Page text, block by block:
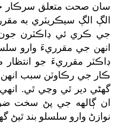
سان صحت متعلق سرڪار جا
الڳ الڳ سيڪريٽري به
جي ڪري ئي ڊاڪٽرن
انهن جي مقرريءَ وارو
ڊاڪٽر مقرريءَ جو
ڪار جي رڪاوٽن سبب انهن
گھڻي دير ٿي وڃي ٿي.
ان ڳالهه جي پڻ سخت
نوازڻ وارو سلسلو بند ٿيڻ